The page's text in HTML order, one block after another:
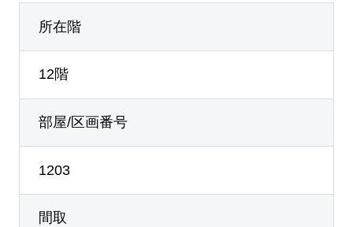
所在階
12階
部屋/区画番号
1203
間取